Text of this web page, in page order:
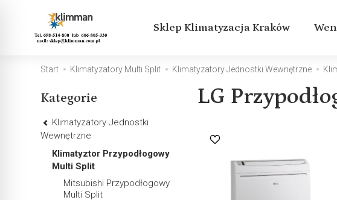
Sklep Klimatyzacja Kraków
Start Klimatyzatory Multi Split Klimatyzatory Jednostki Wewnętrzne
LG
Kategorie
Klimatyzatory Jednostki
Wewnętrzne
Klimatyztor Przypodłogowy
Multi Split
Mitsubishi Przypodłogowy
Multi Split